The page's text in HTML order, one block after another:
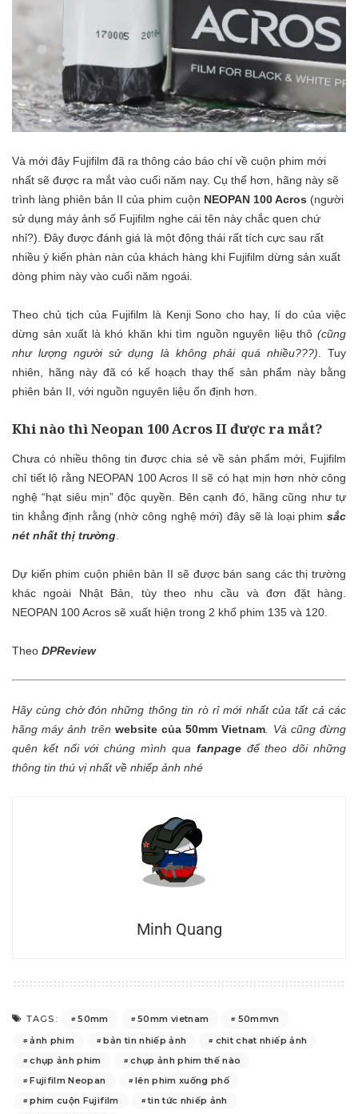
Và mới đây Fujifilm đã ra thông cáo báo chí về cuộn phim mới
nhất sẽ được ra mắt vào cuối năm nay. Cụ thể hơn, hãng này sẽ
trình làng phiên bản II của phim cuộn NEOPAN 100 Acros (người
sử dụng máy ảnh số Fujifilm nghe cái tên này chắc quen chứ
nhỉ?). Đây được đánh giá là một động thái rất tích cực sau rất
nhiều ý kiến phàn nàn của khách hàng khi Fujifilm dừng sản xuất
dòng phim này vào cuối năm ngoái.
Theo chủ tịch của Fujifilm là Kenji Sono cho hay, lí do của việc
dừng sản xuất là khó khăn khi tìm nguồn nguyên liệu thô (cũng
như lượng người sử dụng là không phải quá nhiều???) . Tuy
nhiên, hãng này đã có kế hoạch thay thế sản phẩm này bằng
phiên bản II, với nguồn nguyên liệu ổn định hơn.
Khi nào thì Neopan 100 Acros II được ra mắt?
Chưa có nhiều thông tin được chia sẻ về sản phẩm mới, Fujifilm
chỉ tiết lộ rằng NEOPAN 100 Acros II sẽ có hạt mịn hơn nhờ công
nghệ “hạt siêu mịn” độc quyền. Bên cạnh đó, hãng cũng như tự
tin khẳng định rằng (nhờ công nghệ mới) đây sẽ là loại phim sắc
nét nhất thị trường.
Dự kiến phim cuộn phiên bản II sẽ được bán sang các thị trường
khác ngoài Nhật Bản, tùy theo nhu cầu và đơn đặt hàng.
NEOPAN 100 Acros sẽ xuất hiện trong 2 khổ phim 135 và 120.
Theo DPReview
Hãy cùng chờ đón những thông tin rò rỉ mới nhất của tất cả các
hãng máy ảnh trên website của 50mm Vietnam. Và cũng đừng
quên kết nối với chúng mình qua fanpageđể theo dõi những
thông tin thú vị nhất về nhiếp ảnh nhé
Minh Quang
TAGS: 50mm 50mm vietnam
50mmvn
ảnh phim
bản tin nhiếp ảnh
chit chat nhiếp ảnh
chụp ảnh phim
chụp ảnh phim thế nào
Fujifilm Neopan
lên phim xuống phố
phim cuộn Fujifilm
tin tức nhiếp ảnh